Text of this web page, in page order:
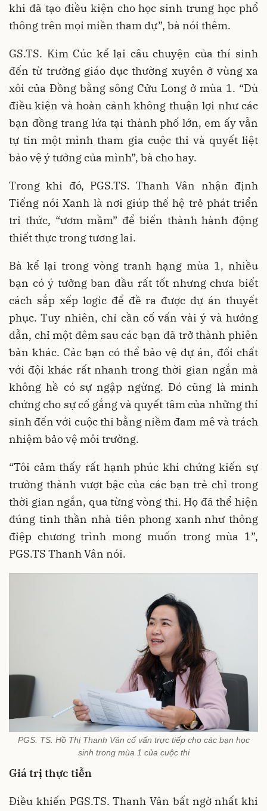
khi đã tạo điều kiện cho học sinh trung học phổ
thông trên mọi miền tham dự”, bà nói thêm.
GS.TS. Kim Cúc kể lại câu chuyện của thí sinh
đến từ trường giáo dục thường xuyên ở vùng xa
xôi của Đồng bằng sông Cửu Long ở mùa 1. “Dù
điều kiện và hoàn cảnh không thuận lợi như các
bạn đồng trang lứa tại thành phố lớn, em ấy vẫn
tự tin một mình tham gia cuộc thi và quyết liệt
bảo vệ ý tưởng của mình”, bà cho hay.
Trong khi đó, PGS.TS. Thanh Vân nhận định
Tiếng nói Xanh là nơi giúp thế hệ trẻ phát triển
tri thức, “ươm mầm” để biến thành hành động
thiết thực trong tương lai.
Bà kể lại trong vòng tranh hạng mùa 1, nhiều
bạn có ý tưởng ban đầu rất tốt nhưng chưa biết
cách sắp xếp logic để đề ra được dự án thuyết
phục. Tuy nhiên, chỉ cần cố vấn vài ý và hướng
dẫn, chỉ một đêm sau các bạn đã trở thành phiên
bản khác. Các bạn có thể bảo vệ dự án, đối chất
với đội khác rất nhanh trong thời gian ngắn mà
không hề có sự ngập ngừng. Đó cũng là minh
chứng cho sự cố gắng và quyết tâm của những thí
sinh đến với cuộc thi bằng niềm đam mê và trách
nhiệm bảo vệ môi trường.
“Tôi cảm thấy rất hạnh phúc khi chứng kiến sự
trưởng thành vượt bậc của các bạn trẻ chỉ trong
thời gian ngắn, qua từng vòng thi. Họ đã thể hiện
đúng tinh thần nhà tiên phong xanh như thông
điệp chương trình mong muốn trong mùa 1”,
PGS.TS Thanh Vân nói.
PGS. TS. Hồ Thị Thanh Vân cố vấn trực tiếp cho các bạn học
sinh trong mùa 1 của cuộc thi
Giá trị thực tiễn
Điều khiến PGS.TS. Thanh Vân bất ngờ nhất khi